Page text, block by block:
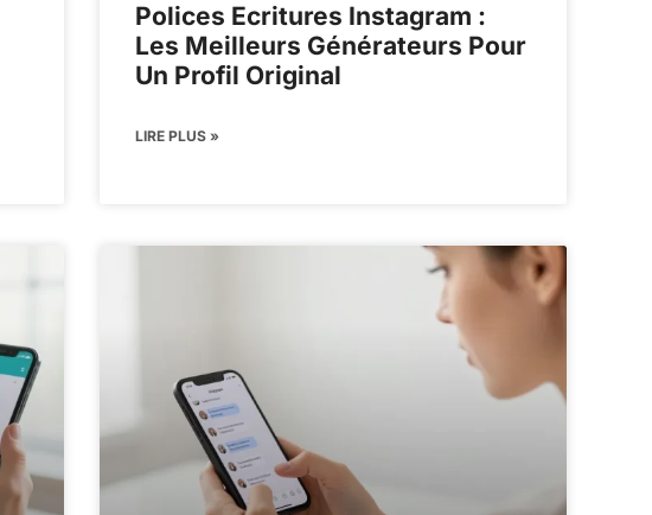
Polices Ecritures Instagram :
Les Meilleurs Générateurs Pour
Un Profil Original
LIRE PLUS »